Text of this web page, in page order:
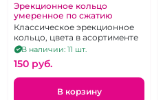
Эрекционное кольцо
умеренное по сжатию
Классическое эрекционное
кольцо, цвета в асортименте
В наличии: 11 шт.
150 pуб.
В корзину